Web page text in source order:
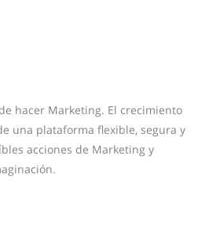
hacer Marketing. El crecimiento
una plataforma flexible, segura y
acciones de Marketing y